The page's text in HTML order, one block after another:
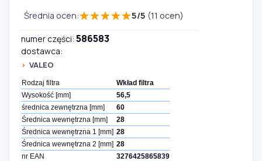
Średnia ocen:★★★★★5/5 (11 ocen)
numer części: 586583
dostawca:
VALEO
Rodzaj filtra
Wkład filtra
Wysokość [mm]
56,5
średnica zewnętrzna [mm]
60
Średnica wewnętrzna [mm]
28
Średnica wewnętrzna 1 [mm] 28
Średnica wewnętrzna 2 [mm] 28
nr EAN
3276425865839